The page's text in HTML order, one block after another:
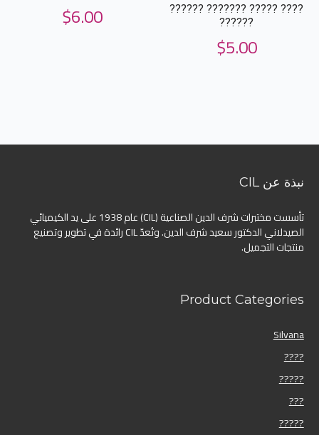
$6.00
???? ????? ??????? ??????
??????
$5.00
نبذة عن CIL
تأسست مختبرات شرف الدين الصناعية (CIL) عام 1938 على يد الكيميائي
الصيدلاني الدكتور سعيد شرف الدين. وتُعدّ CIL رائدة في تطوير وتصنيع
منتجات التجميل.
Product Categories
Silvana
????
?????
???
?????